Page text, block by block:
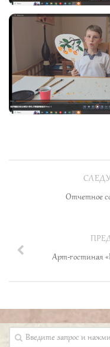
Отчетное
Арт-гостиная
«Школы Конфуция»
интересно!